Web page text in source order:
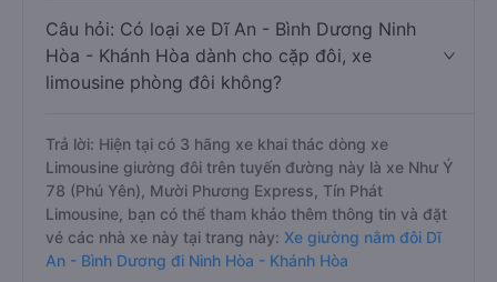
Câu hỏi: Có loại xe Dĩ An - Bình Dương Ninh
Hòa - Khánh Hòa dành cho cặp đôi, xe
limousine phòng đôi không?
Trả lời: Hiện tại có 3 hãng xe khai thác dòng xe
Limousine giường đôi trên tuyến đường này là xe Như Ý
78 (Phú Yên), Mười Phương Express, Tín Phát
Limousine, bạn có thể tham khảo thêm thông tin và đặt
vé các nhà xe này tại trang này: Xe giường nằm đôi Dĩ
An - Bình Dương đi Ninh Hòa - Khánh Hòa